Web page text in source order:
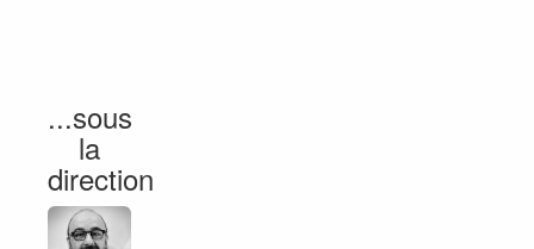
...sous
la
direction